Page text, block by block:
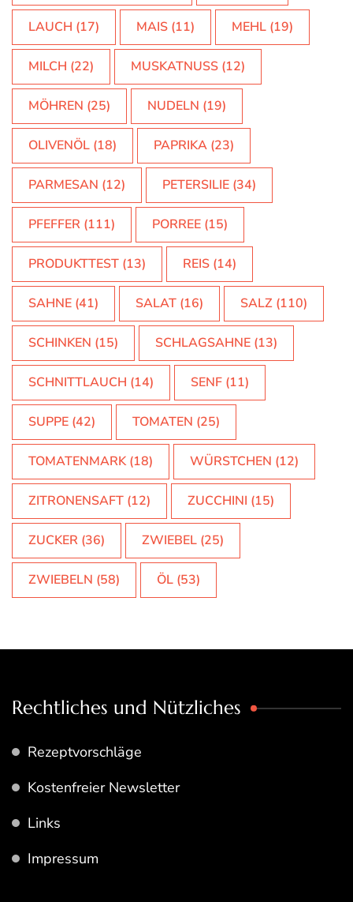
LAUCH (17) MAIS (11) MEHL (19)
MILCH (22) MUSKATNUSS (12)
MÖHREN (25) NUDELN (19)
OLIVENÖL (18) PAPRIKA (23)
PARMESAN (12) PETERSILIE (34)
PFEFFER (111) PORREE (15)
PRODUKTTEST (13) REIS (14)
SAHNE (41) SALAT (16) SALZ (110)
SCHINKEN (15) SCHLAGSAHNE (13)
SCHNITTLAUCH (14) SENF (11)
SUPPE (42) TOMATEN (25)
TOMATENMARK(18) WÜRSTCHEN (12)
ZITRONENSAFT (12) ZUCCHINI (15)
ZUCKER (36) ZWIEBEL (25)
ZWIEBELN (58) ÖL (53)
Rechtliches und Nützliches
Rezeptvorschläge
Kostenfreier Newsletter
Links
Impressum